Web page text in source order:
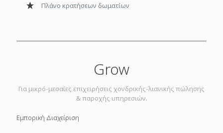
Πλάνο κρατήσεων δωματίων
Grow
Για μικρό-μεσαίες επιχειρήσεις χονδρικής-λιανικής πώλησης
& παροχής υπηρεσιών.
Εμπορική Διαχείριση